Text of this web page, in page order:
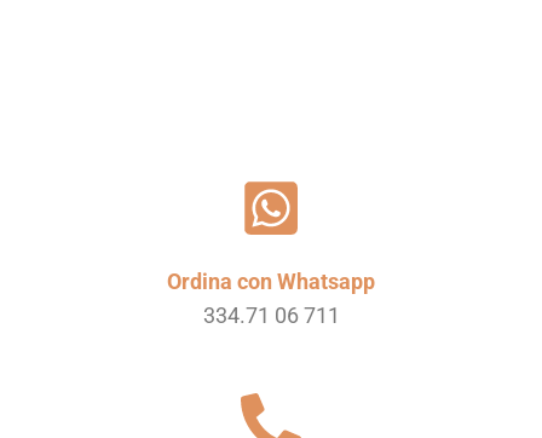
Ordina con Whatsapp
334.71 06 711